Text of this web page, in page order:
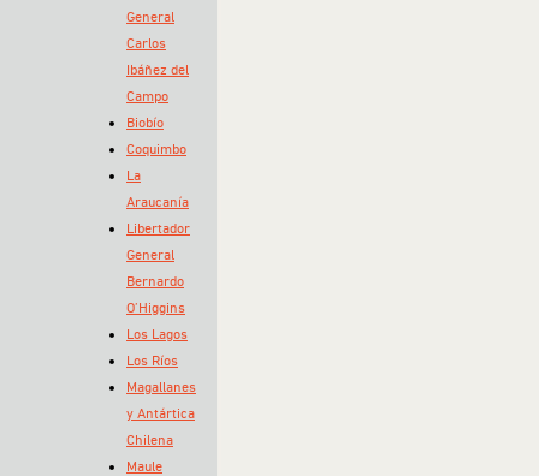
General
Carlos
Ibáñez del
Campo
Biobío
Coquimbo
La
Araucanía
Libertador
General
Bernardo
O’Higgins
Los Lagos
Los Ríos
Magallanes
y Antártica
Chilena
Maule